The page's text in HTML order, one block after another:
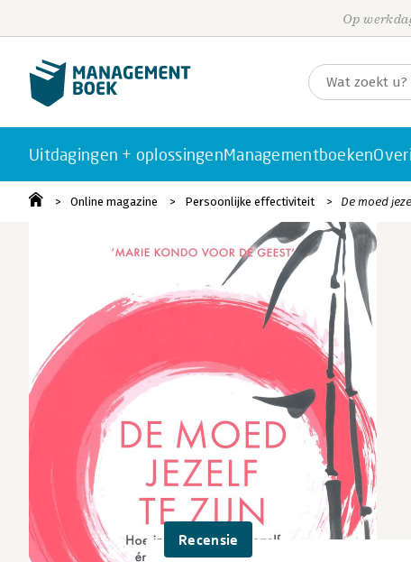
Op
Uitdagingen + oplossingenManagementboeken
Online magazine Persoonlijke effectiviteit De moed
Recensie